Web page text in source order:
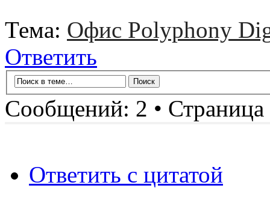
Тема: Офис Polyphony
Ответить
Сообщений: 2 • Страница
Ответить с цитатой